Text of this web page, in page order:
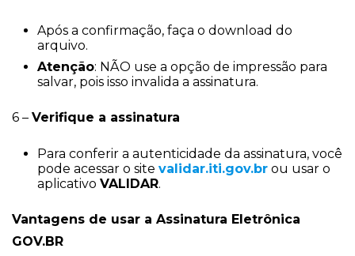
Após a confirmação, faça o download do
arquivo.
Atenção: NÃO use a opção de impressão para
salvar, pois isso invalida a assinatura.
6 – Verifique a assinatura
Para conferir a autenticidade da assinatura, você
pode acessar o site validar.iti.gov.br ou usar o
aplicativo VALIDAR.
Vantagens de usar a Assinatura Eletrônica
GOV.BR